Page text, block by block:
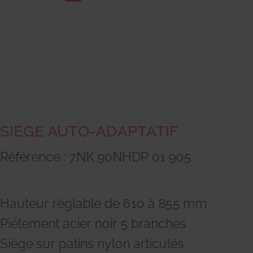
SIEGE AUTO-ADAPTATIF
Référence : 7NK 90NHDP 01 905
Hauteur réglable de 610 à 855 mm
Piétement acier noir 5 branches
Siège sur patins nylon articulés